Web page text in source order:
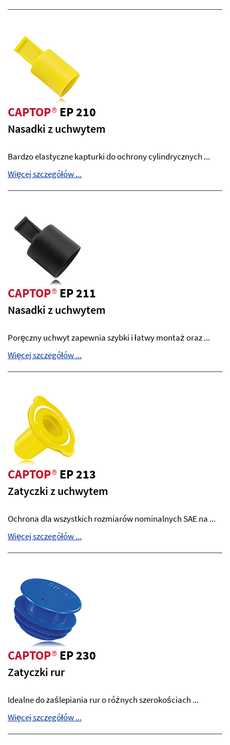
CAPTOP®EP 210
Nasadki z uchwytem
Bardzo elastyczne kapturki do ochrony cylindrycznych ...
Więcej szczegółów ...
CAPTOP®EP 211
Nasadki z uchwytem
Poręczny uchwyt zapewnia szybki i łatwy montaż oraz ...
Więcej szczegółów ...
CAPTOP®EP 213
Zatyczki z uchwytem
Ochrona dla wszystkich rozmiarów nominalnych SAE na ...
Więcej szczegółów ...
CAPTOP®EP 230
Zatyczki rur
Idealne do zaślepiania rur o różnych szerokościach ...
Więcej szczegółów ...